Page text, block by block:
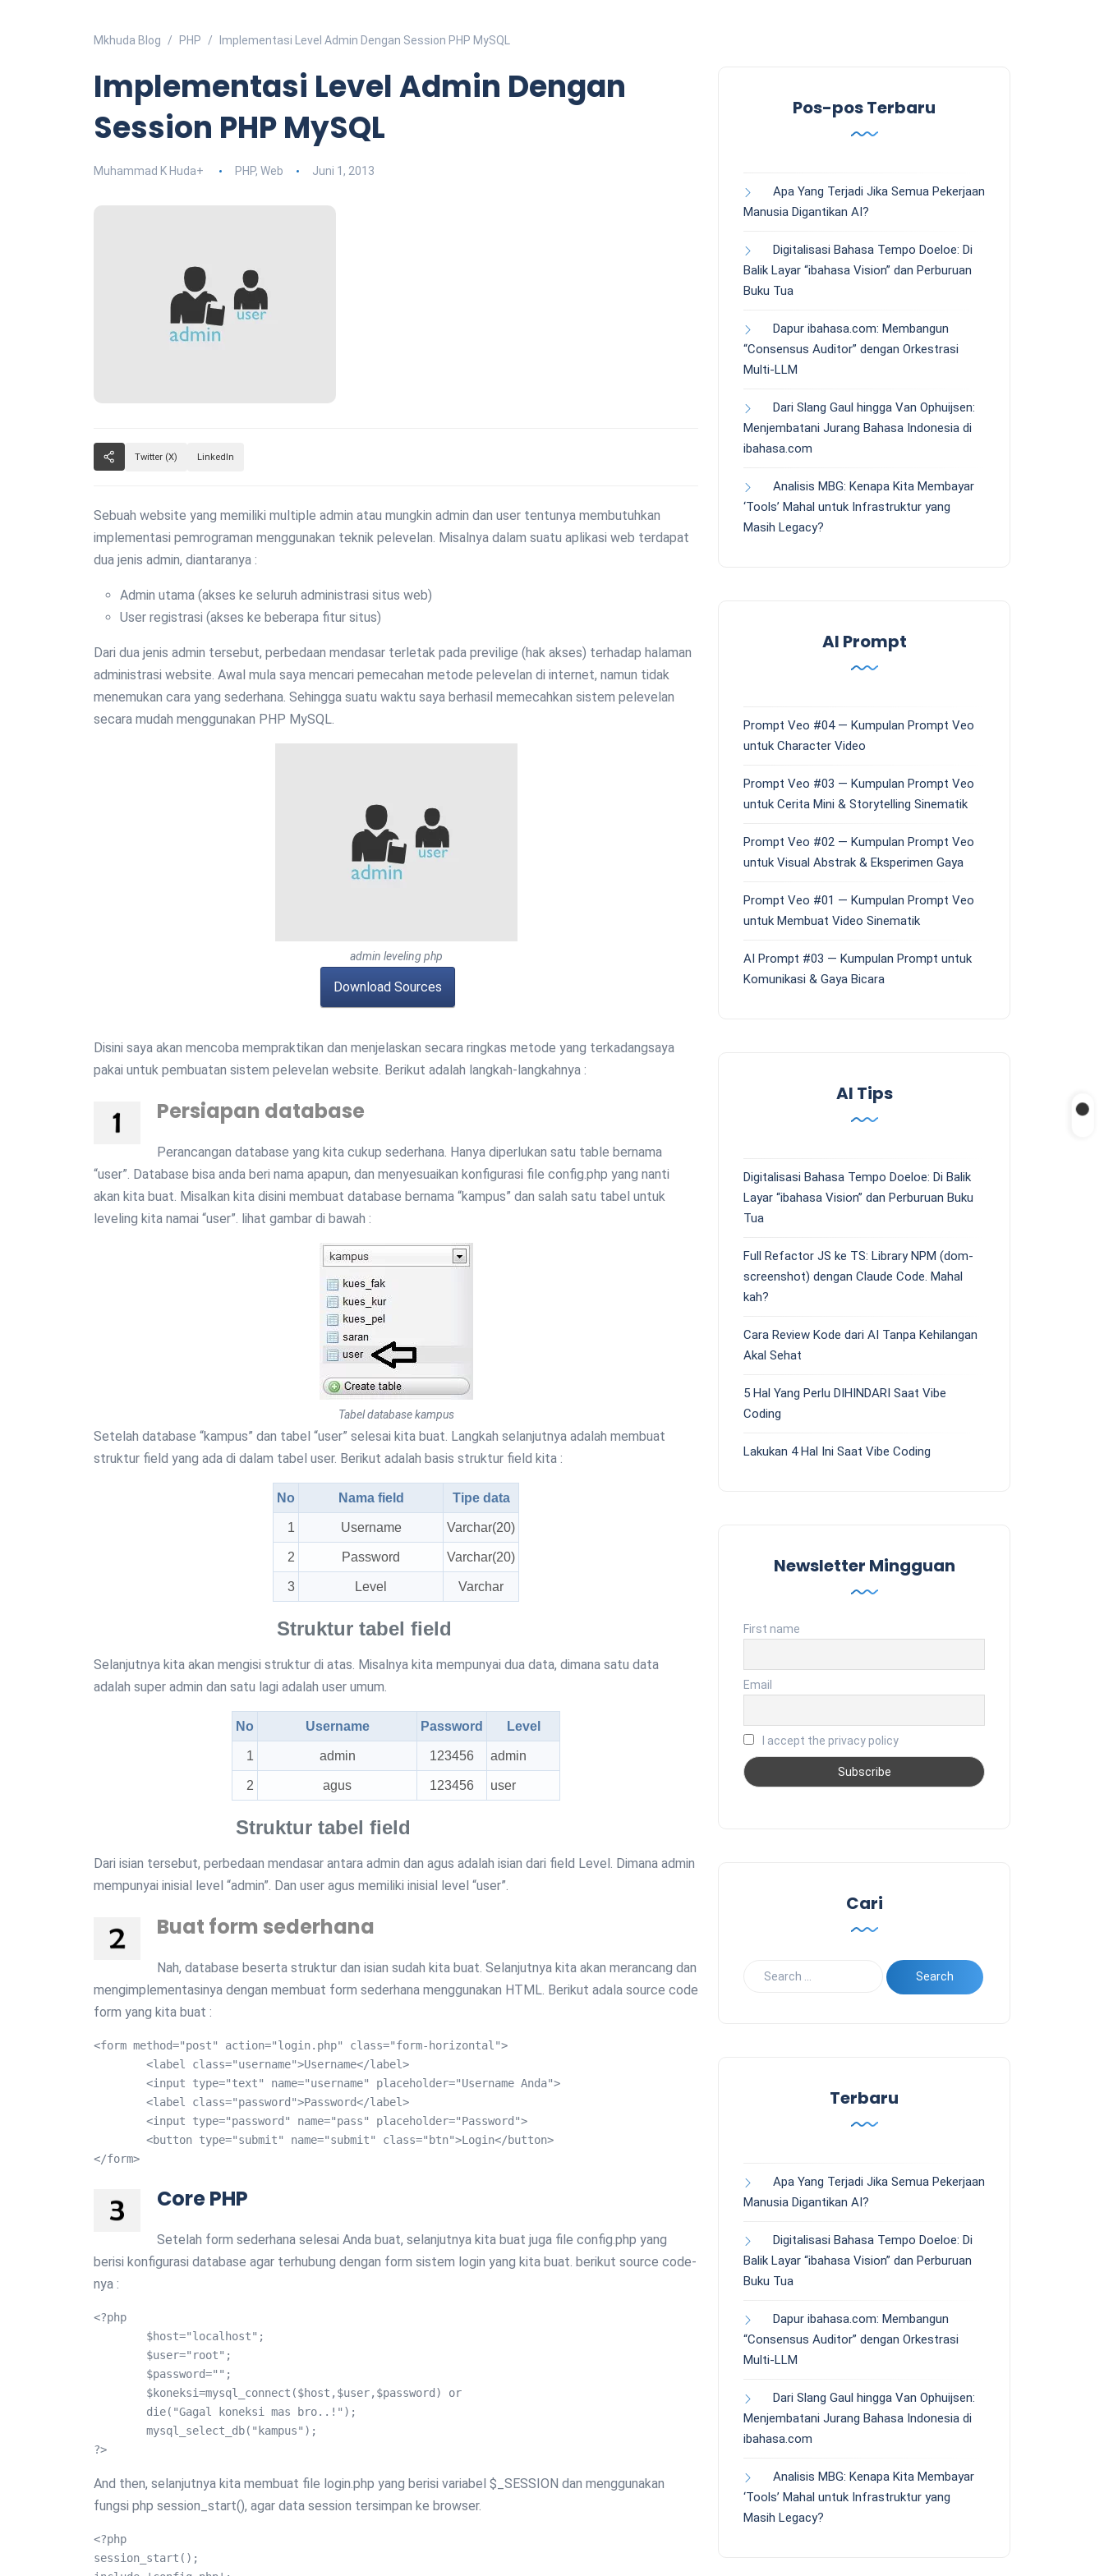
Mkhuda Blog PHP Implementasi Level Admin Dengan Session PHP MySQL
Implementasi Level Admin Dengan
Session PHP MySQL
Muhammad K Huda+ PHP, Web Juni 1, 2013
Twitter (X) LinkedIn
Sebuah website yang memiliki multiple admin atau mungkin admin dan user tentunya membutuhkan
implementasi pemrograman menggunakan teknik pelevelan. Misalnya dalam suatu aplikasi web terdapat
dua jenis admin, diantaranya :
Admin utama (akses ke seluruh administrasi situs web)
User registrasi (akses ke beberapa fitur situs)
Dari dua jenis admin tersebut, perbedaan mendasar terletak pada previlige (hak akses) terhadap halaman
administrasi website. Awal mula saya mencari pemecahan metode pelevelan di internet, namun tidak
menemukan cara yang sederhana. Sehingga suatu waktu saya berhasil memecahkan sistem pelevelan
secara mudah menggunakan PHP MySQL.
admin leveling php
Download Sources
Disini saya akan mencoba mempraktikan dan menjelaskan secara ringkas metode yang terkadangsaya
pakai untuk pembuatan sistem pelevelan website. Berikut adalah langkah-langkahnya :
Persiapan database
Perancangan database yang kita cukup sederhana. Hanya diperlukan satu table bernama
“user”. Database bisa anda beri nama apapun, dan menyesuaikan konfigurasi file config.php yang nanti
akan kita buat. Misalkan kita disini membuat database bernama “kampus” dan salah satu tabel untuk
leveling kita namai “user”. lihat gambar di bawah :
Tabel database kampus
Setelah database “kampus” dan tabel “user” selesai kita buat. Langkah selanjutnya adalah membuat
struktur field yang ada di dalam tabel user. Berikut adalah basis struktur field kita :
Struktur tabel field
No Nama field Tipe data
1 Username Varchar(20)
2 Password Varchar(20)
3 Level Varchar
Selanjutnya kita akan mengisi struktur di atas. Misalnya kita mempunyai dua data, dimana satu data
adalah super admin dan satu lagi adalah user umum.
Struktur tabel field
No Username Password Level
1 admin 123456 admin
2 agus 123456 user
Dari isian tersebut, perbedaan mendasar antara admin dan agus adalah isian dari field Level. Dimana admin
mempunyai inisial level “admin”. Dan user agus memiliki inisial level “user”.
Buat form sederhana
Nah, database beserta struktur dan isian sudah kita buat. Selanjutnya kita akan merancang dan
mengimplementasinya dengan membuat form sederhana menggunakan HTML. Berikut adala source code
form yang kita buat :
<form method="post" action="login.php" class="form-horizontal">
</form>
Core PHP
Setelah form sederhana selesai Anda buat, selanjutnya kita buat juga file config.php yang
berisi konfigurasi database agar terhubung dengan form sistem login yang kita buat. berikut source code-
nya :
<?php
?>
And then, selanjutnya kita membuat file login.php yang berisi variabel $_SESSION dan menggunakan
fungsi php session_start(), agar data session tersimpan ke browser.
<?php
session_start();
Pos-pos Terbaru
Apa Yang Terjadi Jika Semua Pekerjaan
Manusia Digantikan AI?
Digitalisasi Bahasa Tempo Doeloe: Di
Balik Layar “ibahasa Vision” dan Perburuan
Buku Tua
Dapur ibahasa.com: Membangun
“Consensus Auditor” dengan Orkestrasi
Multi-LLM
Dari Slang Gaul hingga Van Ophuijsen:
Menjembatani Jurang Bahasa Indonesia di
ibahasa.com
Analisis MBG: Kenapa Kita Membayar
‘Tools’ Mahal untuk Infrastruktur yang
Masih Legacy?
AI Prompt
Prompt Veo #04 — Kumpulan Prompt Veo
untuk Character Video
Prompt Veo #03 — Kumpulan Prompt Veo
untuk Cerita Mini & Storytelling Sinematik
Prompt Veo #02 — Kumpulan Prompt Veo
untuk Visual Abstrak & Eksperimen Gaya
Prompt Veo #01 — Kumpulan Prompt Veo
untuk Membuat Video Sinematik
AI Prompt #03 — Kumpulan Prompt untuk
Komunikasi & Gaya Bicara
AI Tips
Digitalisasi Bahasa Tempo Doeloe: Di Balik
Layar “ibahasa Vision” dan Perburuan Buku
Tua
Full Refactor JS ke TS: Library NPM (dom-
screenshot) dengan Claude Code. Mahal
kah?
Cara Review Kode dari AI Tanpa Kehilangan
Akal Sehat
5 Hal Yang Perlu DIHINDARI Saat Vibe
Coding
Lakukan 4 Hal Ini Saat Vibe Coding
Newsletter Mingguan
First name
Email
I accept the privacy policy
Cari
Terbaru
Apa Yang Terjadi Jika Semua Pekerjaan
Manusia Digantikan AI?
Digitalisasi Bahasa Tempo Doeloe: Di
Balik Layar “ibahasa Vision” dan Perburuan
Buku Tua
Dapur ibahasa.com: Membangun
“Consensus Auditor” dengan Orkestrasi
Multi-LLM
Dari Slang Gaul hingga Van Ophuijsen:
Menjembatani Jurang Bahasa Indonesia di
ibahasa.com
Analisis MBG: Kenapa Kita Membayar
‘Tools’ Mahal untuk Infrastruktur yang
Masih Legacy?